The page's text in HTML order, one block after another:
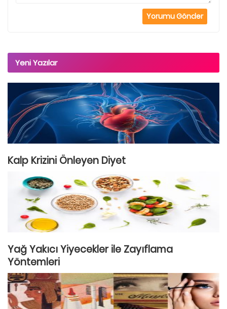
Yeni Yazılar
Kalp Krizini Önleyen Diyet
Yağ Yakıcı Yiyecekler ile Zayıflama
Yöntemleri